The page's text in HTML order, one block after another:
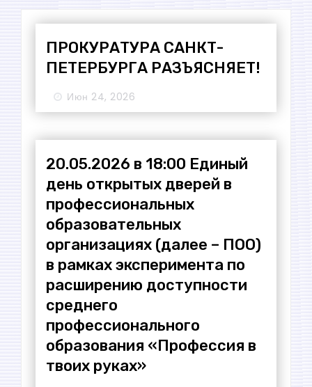
а
ц
и
я
з
а
п
и
с
е
й
ПРОКУРАТУРА САНКТ-
ПЕТЕРБУРГА РАЗЪЯСНЯЕТ!
Июн 24, 2026
20.05.2026 в 18:00 Единый
день открытых дверей в
профессиональных
образовательных
организациях (далее – ПОО)
в рамках эксперимента по
расширению доступности
среднего
профессионального
образования «Профессия в
твоих руках»